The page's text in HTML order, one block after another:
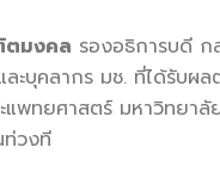
ตมงคล รองอธิการบดี ก
ะบุคลากร มช. ที่ได้รับ
พทยศาสตร์ มหาวิทยา
ท่วงที